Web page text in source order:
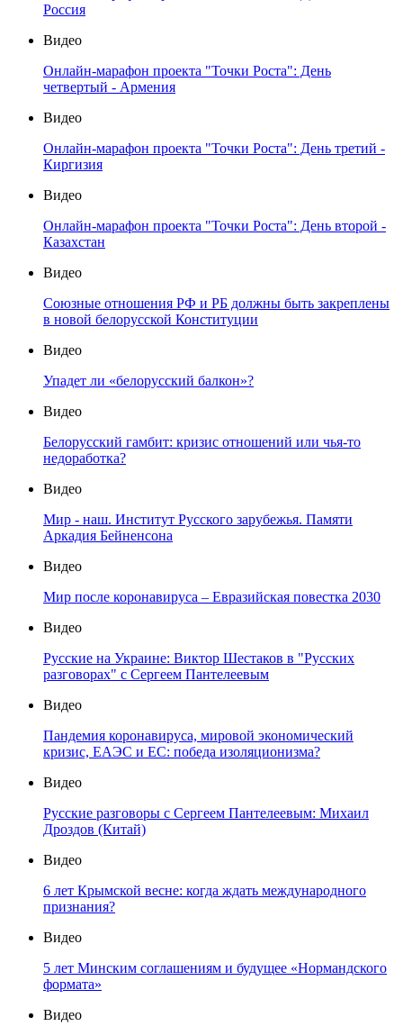
Россия
Видео
Онлайн-марафон проекта "Точки Роста": День
четвертый - Армения
Видео
Онлайн-марафон проекта "Точки Роста": День третий -
Киргизия
Видео
Онлайн-марафон проекта "Точки Роста": День второй -
Казахстан
Видео
Союзные отношения РФ и РБ должны быть закреплены
в новой белорусской Конституции
Видео
Упадет ли «белорусский балкон»?
Видео
Белорусский гамбит: кризис отношений или чья-то
недоработка?
Видео
Мир - наш. Институт Русского зарубежья. Памяти
Аркадия Бейненсона
Видео
Мир после коронавируса – Евразийская повестка 2030
Видео
Русские на Украине: Виктор Шестаков в "Русских
разговорах" с Сергеем Пантелеевым
Видео
Пандемия коронавируса, мировой экономический
кризис, ЕАЭС и ЕС: победа изоляционизма?
Видео
Русские разговоры с Сергеем Пантелеевым: Михаил
Дроздов (Китай)
Видео
6 лет Крымской весне: когда ждать международного
признания?
Видео
5 лет Минским соглашениям и будущее «Нормандского
формата»
Видео